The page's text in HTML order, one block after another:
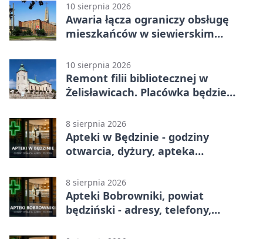
10 sierpnia 2026
Awaria łącza ograniczy obsługę
mieszkańców w siewierskim
10 sierpnia 2026
Remont filii bibliotecznej w
Żelisławicach. Placówka będzie
8 sierpnia 2026
Apteki w Będzinie - godziny
otwarcia, dyżury, apteka
8 sierpnia 2026
Apteki Bobrowniki, powiat
będziński - adresy, telefony,